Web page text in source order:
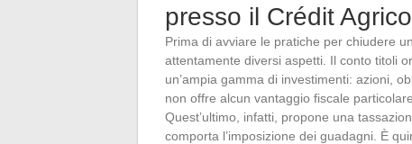
presso il Crédit
Prima di avviare le pratiche per chiudere
attentamente diversi aspetti. Il conto titoli
un’ampia gamma di investimenti: azioni,
non offre alcun vantaggio fiscale
Quest’ultimo, infatti, propone una
comporta l’imposizione dei guadagni. È